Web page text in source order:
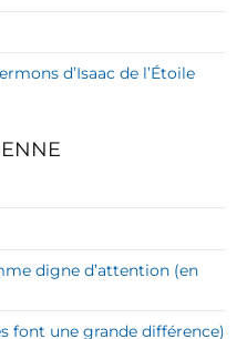
d’Isaac de l’Étoile
digne d’attention (en
font une grande différence)